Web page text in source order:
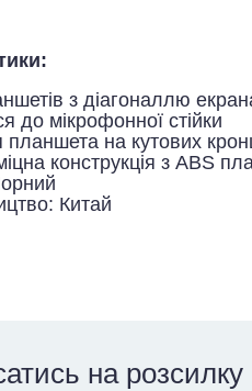
з діагоналлю
до мікрофонної стійки
планшета на кутових
конструкція з ABS
Китай
на розсилку